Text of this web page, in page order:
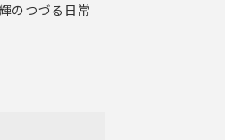
のつづる日常